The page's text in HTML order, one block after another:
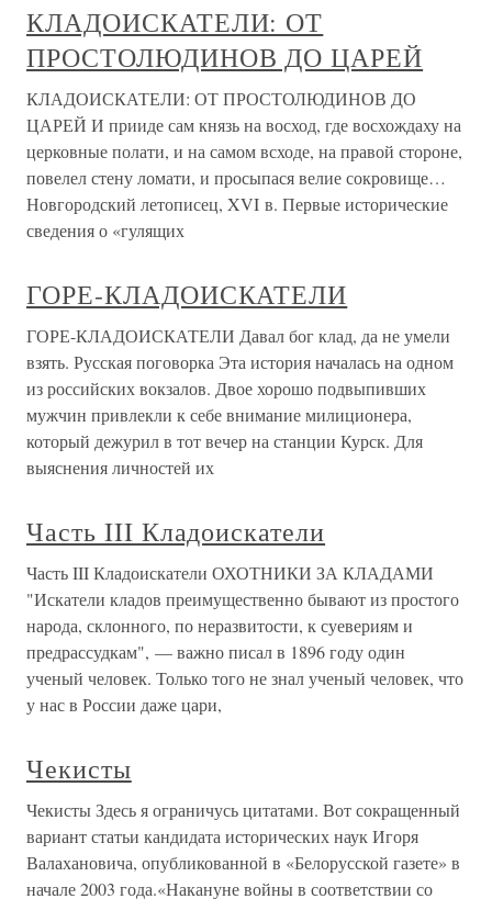
КЛАДОИСКАТЕЛИ: ОТ
ПРОСТОЛЮДИНОВ ДО ЦАРЕЙ
КЛАДОИСКАТЕЛИ: ОТ ПРОСТОЛЮДИНОВ ДО
ЦАРЕЙ И прииде сам князь на восход, где восхождаху на
церковные полати, и на самом всходе, на правой стороне,
повелел стену ломати, и просыпася велие сокровище…
Новгородский летописец, XVI в. Первые исторические
сведения о «гулящих
ГОРЕ-КЛАДОИСКАТЕЛИ
ГОРЕ-КЛАДОИСКАТЕЛИ Давал бог клад, да не умели
взять. Русская поговорка Эта история началась на одном
из российских вокзалов. Двое хорошо подвыпивших
мужчин привлекли к себе внимание милиционера,
который дежурил в тот вечер на станции Курск. Для
выяснения личностей их
Часть III Кладоискатели
Часть III Кладоискатели ОХОТНИКИ ЗА КЛАДАМИ
"Искатели кладов преимущественно бывают из простого
народа, склонного, по неразвитости, к суевериям и
предрассудкам", — важно писал в 1896 году один
ученый человек. Только того не знал ученый человек, что
у нас в России даже цари,
Чекисты
Чекисты Здесь я ограничусь цитатами. Вот сокращенный
вариант статьи кандидата исторических наук Игоря
Валахановича, опубликованной в «Белорусской газете» в
начале 2003 года.«Накануне войны в соответствии со